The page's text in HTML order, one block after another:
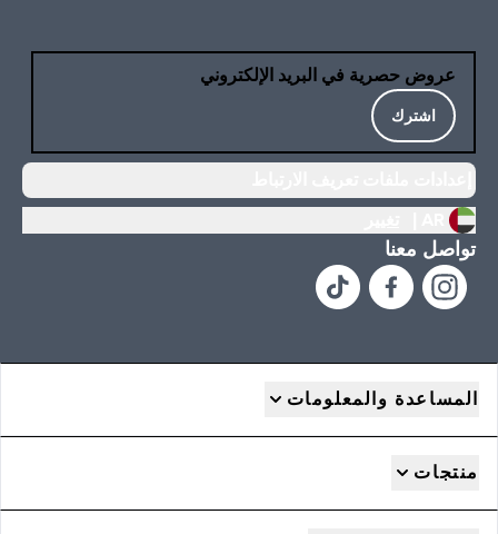
عروض حصرية في البريد الإلكتروني
اشترك
تواصل معنا
المساعدة والمعلومات
منتجات